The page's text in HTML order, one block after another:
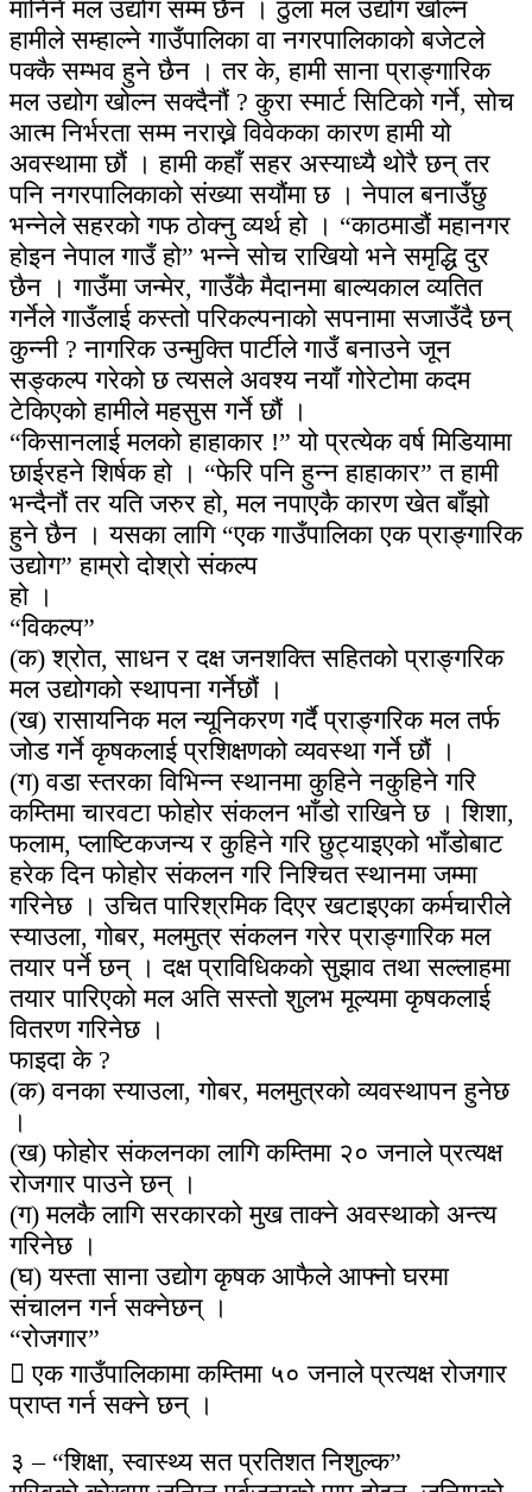
मानिने मल उद्योग सम्म छैन । ठुला मल उद्योग खोल्न
हामीले सम्हाल्ने गाउँपालिका वा नगरपालिकाको बजेटले
पक्कै सम्भव हुने छैन । तर के, हामी साना प्राङ्गारिक
मल उद्योग खोल्न सक्दैनौं ? कुरा स्मार्ट सिटिको गर्ने, सोच
आत्म निर्भरता सम्म नराख्ने विवेकका कारण हामी यो
अवस्थामा छौं । हामी कहाँ सहर अस्याध्यै थोरै छन् तर
पनि नगरपालिकाको संख्या सयौंमा छ । नेपाल बनाउँछु
भन्नेले सहरको गफ ठोक्नु व्यर्थ हो । “काठमाडौं महानगर
होइन नेपाल गाउँ हो” भन्ने सोच राखियो भने समृद्धि दुर
छैन । गाउँमा जन्मेर, गाउँकै मैदानमा बाल्यकाल व्यतित
गर्नेले गाउँलाई कस्तो परिकल्पनाको सपनामा सजाउँदै छन्
कुन्नी ? नागरिक उन्मुक्ति पार्टीले गाउँ बनाउने जून
सङ्कल्प गरेको छ त्यसले अवश्य नयाँ गोरेटोमा कदम
टेकिएको हामीले महसुस गर्ने छौं ।
“किसानलाई मलको हाहाकार !” यो प्रत्येक वर्ष मिडियामा
छाईरहने शिर्षक हो । “फेरि पनि हुन्न हाहाकार” त हामी
भन्दैनौं तर यति जरुर हो, मल नपाएकै कारण खेत बाँझो
हुने छैन । यसका लागि “एक गाउँपालिका एक प्राङ्गारिक
उद्योग” हाम्रो दोश्रो संकल्प
हो ।
“विकल्प”
(क) श्रोत, साधन र दक्ष जनशक्ति सहितको प्राङ्गरिक
मल उद्योगको स्थापना गर्नेछौं ।
(ख) रासायनिक मल न्यूनिकरण गर्दै प्राङ्गरिक मल तर्फ
जोड गर्ने कृषकलाई प्रशिक्षणको व्यवस्था गर्ने छौं ।
(ग) वडा स्तरका विभिन्न स्थानमा कुहिने नकुहिने गरि
कम्तिमा चारवटा फोहोर संकलन भाँडो राखिने छ । शिशा,
फलाम, प्लाष्टिकजन्य र कुहिने गरि छुट्याइएको भाँडोबाट
हरेक दिन फोहोर संकलन गरि निश्चित स्थानमा जम्मा
गरिनेछ । उचित पारिश्रमिक दिएर खटाइएका कर्मचारीले
स्याउला, गोबर, मलमुत्र संकलन गरेर प्राङ्गारिक मल
तयार पर्ने छन् । दक्ष प्राविधिकको सुझाव तथा सल्लाहमा
तयार पारिएको मल अति सस्तो शुलभ मूल्यमा कृषकलाई
वितरण गरिनेछ ।
फाइदा के ?
(क) वनका स्याउला, गोबर, मलमुत्रको व्यवस्थापन हुनेछ
।
(ख) फोहोर संकलनका लागि कम्तिमा २० जनाले प्रत्यक्ष
रोजगार पाउने छन् ।
(ग) मलकै लागि सरकारको मुख ताक्ने अवस्थाको अन्त्य
गरिनेछ ।
(घ) यस्ता साना उद्योग कृषक आफैले आफ्नो घरमा
संचालन गर्न सक्नेछन् ।
“रोजगार”
 एक गाउँपालिकामा कम्तिमा ५० जनाले प्रत्यक्ष रोजगार
प्राप्त गर्न सक्ने छन् ।
३ – “शिक्षा, स्वास्थ्य सत प्रतिशत निशुल्क”